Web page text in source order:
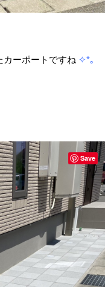
カーポートですね ✧*｡
Save